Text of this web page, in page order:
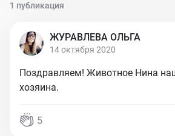
1 публикация
ЖУРАВЛЕВА ОЛЬГА
14 октября 2020
Поздравляем! Животное Нина
хозяина.
5